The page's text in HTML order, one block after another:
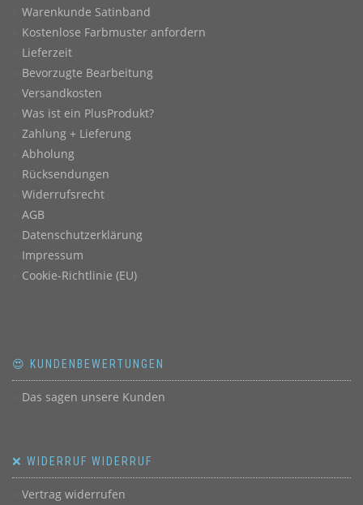
Warenkunde Satinband
Kostenlose Farbmuster anfordern
Lieferzeit
Bevorzugte Bearbeitung
Versandkosten
Was ist ein PlusProdukt?
Zahlung + Lieferung
Abholung
Rücksendungen
Widerrufsrecht
AGB
Datenschutzerklärung
Impressum
Cookie-Richtlinie (EU)
😍 KUNDENBEWERTUNGEN
Das sagen unsere Kunden
❌ WIDERRUF WIDERRUF
Vertrag widerrufen